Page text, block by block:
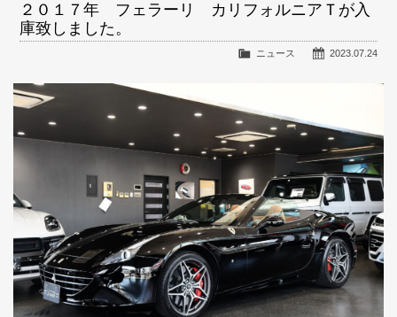
２０１７年 フェラーリ カリフォルニアＴが入
庫致しました。
2023.07.24
ニュース